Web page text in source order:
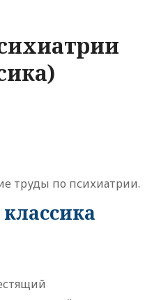
труды по психиатрии.